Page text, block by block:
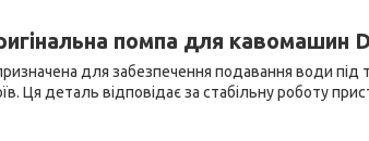
помпа для кавомашин
для забезпечення подавання води
Ця деталь відповідає за стабільну роботу